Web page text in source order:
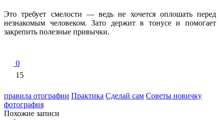
Это требует смелости — ведь не хочется оплошать перед
незнакомым человеком. Зато держит в тонусе и помогает
закрепить полезные привычки.
0
15
правила отографии Практика Сделай сам Советы новичку
фотография
Похожие записи